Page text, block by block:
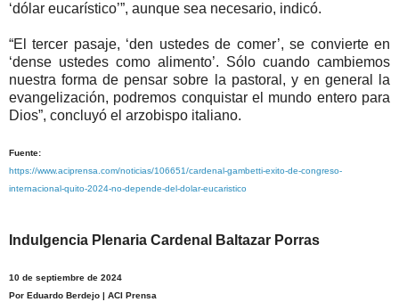
‘dólar eucarístico’”, aunque sea necesario, indicó.
“El tercer pasaje, ‘den ustedes de comer’, se convierte en
‘dense ustedes como alimento’. Sólo cuando cambiemos
nuestra forma de pensar sobre la pastoral, y en general la
evangelización, podremos conquistar el mundo entero para
Dios”, concluyó el arzobispo italiano.
Fuente:
https://www.aciprensa.com/noticias/106651/cardenal-gambetti-exito-de-congreso-
internacional-quito-2024-no-depende-del-dolar-eucaristico
Indulgencia Plenaria Cardenal Baltazar Porras
10 de septiembre de 2024
Por Eduardo Berdejo | ACI Prensa